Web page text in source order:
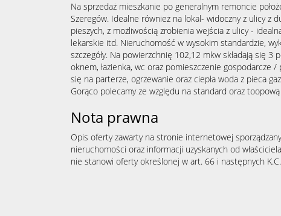
Na sprzedaż mieszkanie po generalnym remoncie
Szeregów. Idealne również na lokal- widoczny z ulicy z
pieszych, z możliwością zrobienia wejścia z ulicy -
lekarskie itd. Nieruchomość w wysokim standardzie,
szczegóły. Na powierzchnię 102,12 mkw składają się 3
oknem, łazienka, wc oraz pomieszczenie gospodarcze
się na parterze, ogrzewanie oraz ciepła woda z pieca
Gorąco polecamy ze względu na standard oraz
Nota prawna
Opis oferty zawarty na stronie internetowej
nieruchomości oraz informacji uzyskanych od
nie stanowi oferty określonej w art. 66 i następnych K.C.